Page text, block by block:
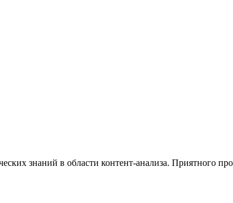
знаний в области контент-анализа. Приятного